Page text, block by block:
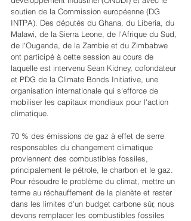
soutien de la Commission européenne (DG
INTPA). Des députés du Ghana, du Liberia, du
Malawi, de la Sierra Leone, de l'Afrique du Sud,
de l'Ouganda, de la Zambie et du Zimbabwe
ont participé à cette session au cours de
laquelle est intervenu Sean Kidney, cofondateur
et PDG de la Climate Bonds Initiative, une
organisation internationale qui s'efforce de
mobiliser les capitaux mondiaux pour l'action
climatique.
70 % des émissions de gaz à effet de serre
responsables du changement climatique
proviennent des combustibles fossiles,
principalement le pétrole, le charbon et le gaz.
Pour résoudre le problème du climat, mettre un
terme au réchauffement de la planète et rester
dans les limites d'un budget carbone sûr, nous
devons remplacer les combustibles fossiles